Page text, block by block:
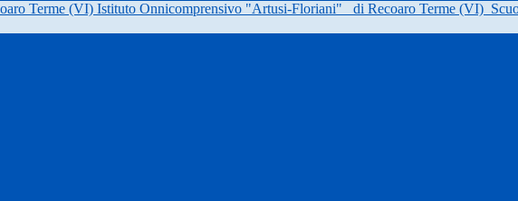
Istituto Onnicomprensivo "Artusi-Floriani" di Recoaro Terme (VI)